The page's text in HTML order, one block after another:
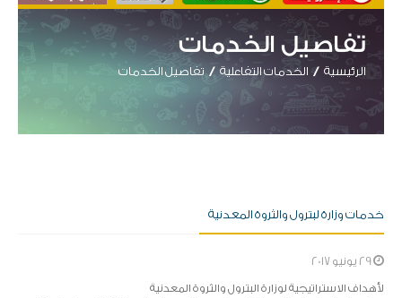
تفاصيل الخدمات
الرئيسية الخدمات التفاعلية تفاصيل الخدمات
خدمات وزارة لبترول والثروة المعدنية
لأهداف الاستراتيجية لوزارة البترول والثروة المعدنية